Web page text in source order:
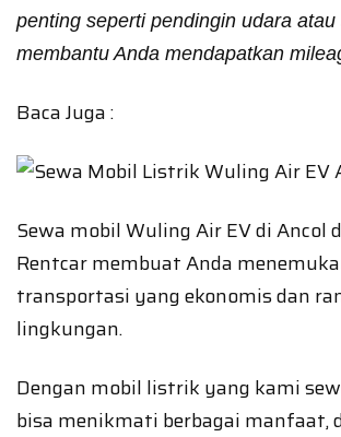
penting seperti pendingin udara
membantu Anda mendapatkan
Baca Juga :
Sewa mobil Wuling Air EV di Ancol
Rentcar membuat Anda
transportasi yang ekonomis dan
lingkungan.
Dengan mobil listrik yang kami
bisa menikmati berbagai manfaat,